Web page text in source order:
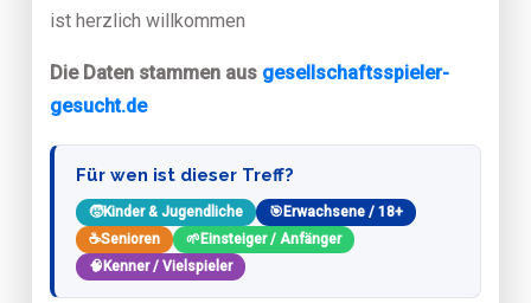
ist herzlich willkommen
Die Daten stammen aus gesellschaftsspieler-
gesucht.de
Für wen ist dieser Treff?
🧒Kinder & Jugendliche 🎯 Erwachsene / 18+
☕Senioren 🌱 Einsteiger / Anfänger
🧠 Kenner / Vielspieler